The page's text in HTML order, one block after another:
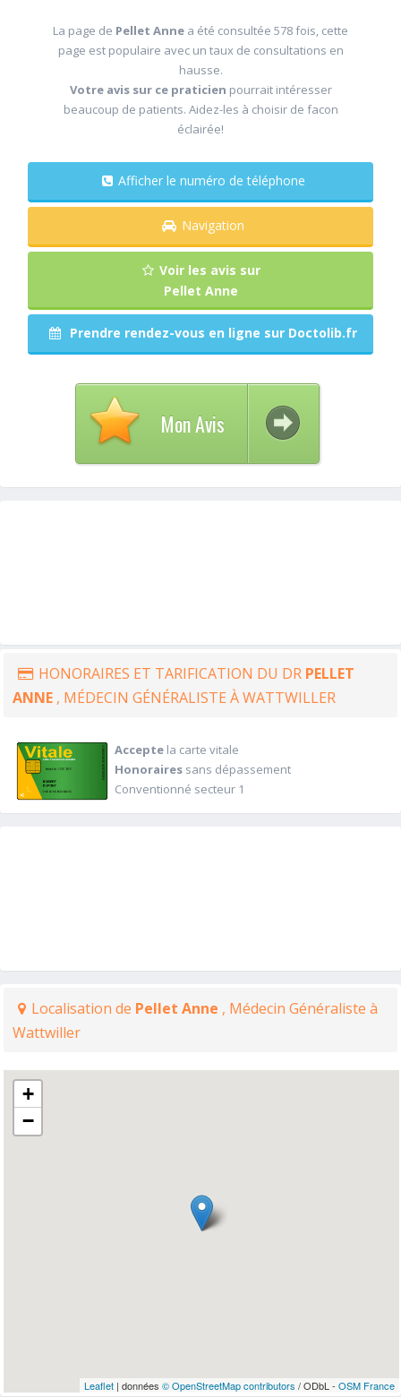
La page de Pellet Anne a été consultée 578 fois, cette
page est populaire avec un taux de consultations en
hausse.
Votre avis sur ce praticien pourrait intéresser
beaucoup de patients. Aidez-les à choisir de facon
éclairée!
Afficher le numéro de téléphone
Navigation
Voir les avis sur
Pellet Anne
Prendre rendez-vous en ligne sur Doctolib.fr
Mon Avis
HONORAIRES ET TARIFICATION DU DR PELLET
ANNE , MÉDECIN GÉNÉRALISTE À WATTWILLER
Acceptela carte vitale
Honorairessans dépassement
Conventionné secteur 1
Localisation de Pellet Anne , Médecin Généraliste à
Wattwiller
+
−
Leaflet| données © OpenStreetMap contributors / ODbL - OSM France